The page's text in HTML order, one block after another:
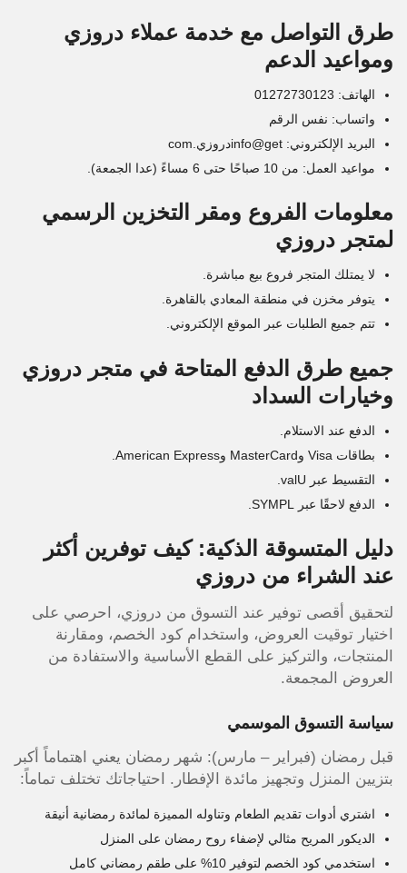
طرق التواصل مع خدمة عملاء دروزي
ومواعيد الدعم
الهاتف: 01272730123
واتساب: نفس الرقم
البريد الإلكتروني: info@getدروزي.com
مواعيد العمل: من 10 صباحًا حتى 6 مساءً (عدا الجمعة).
معلومات الفروع ومقر التخزين الرسمي
لمتجر دروزي
لا يمتلك المتجر فروع بيع مباشرة.
يتوفر مخزن في منطقة المعادي بالقاهرة.
تتم جميع الطلبات عبر الموقع الإلكتروني.
جميع طرق الدفع المتاحة في متجر دروزي
وخيارات السداد
الدفع عند الاستلام.
بطاقات Visa وMasterCard وAmerican Express.
التقسيط عبر valU.
الدفع لاحقًا عبر SYMPL.
دليل المتسوقة الذكية: كيف توفرين أكثر
عند الشراء من دروزي
لتحقيق أقصى توفير عند التسوق من دروزي، احرصي على
اختيار توقيت العروض، واستخدام كود الخصم، ومقارنة
المنتجات، والتركيز على القطع الأساسية والاستفادة من
العروض المجمعة.
سياسة التسوق الموسمي
قبل رمضان (فبراير – مارس): شهر رمضان يعني اهتماماً أكبر
بتزيين المنزل وتجهيز مائدة الإفطار. احتياجاتك تختلف تماماً:
اشتري أدوات تقديم الطعام وتناوله المميزة لمائدة رمضانية أنيقة
الديكور المريح مثالي لإضفاء روح رمضان على المنزل
استخدمي كود الخصم لتوفير 10% على طقم رمضاني كامل